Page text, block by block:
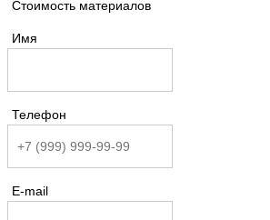
Стоимость материалов
Имя
Телефон
E-mail